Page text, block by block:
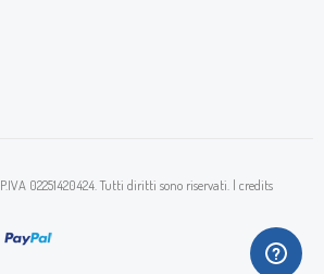
02251420424. Tutti diritti sono riservati. | credits